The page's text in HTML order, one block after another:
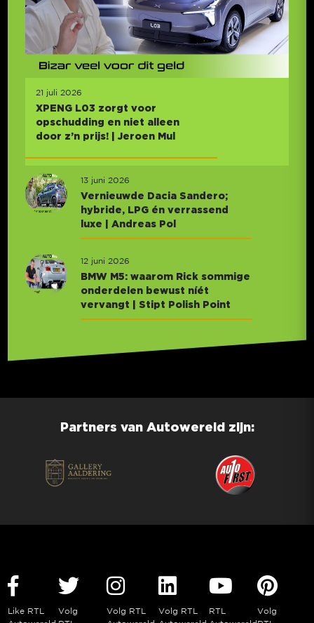
21 juli 2026
XPENG L03 zorgt voor
opschudding en niet alleen
door z’n prijs! | Jeroen Mul
13 juni 2026
Vernieuwde Dacia Sandero;
hybride, LPG én verrassend
luxe | Andreas Pol
12 juni 2026
BMW M5: waarom Rick sommige
onderdelen bewust níét
vervangt | Stipt Polish Point
Partners van Autowereld zijn:
Like RTL
Volg
Volg RTL
Volg RTL
RTL
Volg